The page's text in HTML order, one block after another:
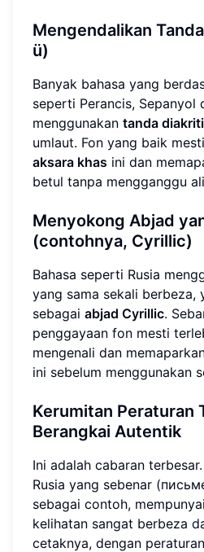
Mengendalikan
ü)
Banyak bahasa yang
seperti Perancis, Sepanyol
menggunakan tanda
umlaut. Fon yang baik
aksara khas ini dan
betul tanpa mengganggu
Menyokong Abjad
(contohnya, Cyrillic)
Bahasa seperti Rusia
yang sama sekali berbeza,
sebagai abjad Cyrillic.
penggayaan fon mesti
mengenali dan
ini sebelum menggunakan
Kerumitan Peraturan
Berangkai Autentik
Ini adalah cabaran
Rusia yang sebenar
sebagai contoh,
kelihatan sangat berbeza
cetaknya, dengan